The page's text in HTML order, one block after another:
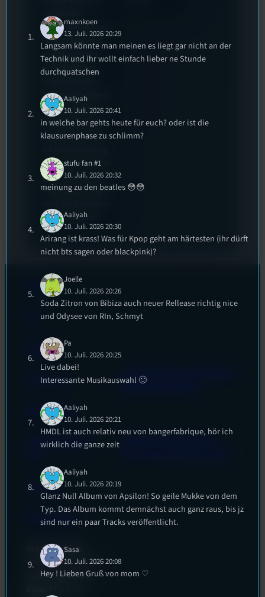
das älteste
Stummfilmfestivals
Deutschland und
wurde auch mit
dem deutschen
2022 gekürt. Diesen
Sommer geht das
Festival in die 44.
Runde und Nicole,
hat sich für uns Zeit
genommen um die
wichtigsten Fragen
zu beantworten.
Kontakt
Satzung
Impressum
Datenschutz
Cookie-Richtlinie
Empfang
EPK & Presse
Unterstützt vom Lehrstuhl für
Medienwissenschaft
Powered by Airtime.pro –
Studentenfunk
Universitätsstraße 31
93053 Regensburg
maxnkoen
13. Juli. 2026 20:29
Langsam könnte man meinen es liegt gar nicht an der
Technik und ihr wollt einfach lieber ne Stunde
durchquatschen
Aaliyah
10. Juli. 2026 20:41
in welche bar gehts heute für euch? oder ist die
klausurenphase zu schlimm?
stufu fan #1
10. Juli. 2026 20:32
meinung zu den beatles 😳😳
Aaliyah
10. Juli. 2026 20:30
Arirang ist krass! Was für Kpop geht am härtesten (ihr dürft
nicht bts sagen oder blackpink)?
Joelle
10. Juli. 2026 20:26
Soda Zitron von Bibiza auch neuer Rellease richtig nice
und Odysee von RIn, Schmyt
Pa
10. Juli. 2026 20:25
Live dabei!
Interessante Musikauswahl 🙂
Aaliyah
10. Juli. 2026 20:21
HMDL ist auch relativ neu von bangerfabrique, hör ich
wirklich die ganze zeit
Aaliyah
10. Juli. 2026 20:19
Glanz Null Album von Apsilon! So geile Mukke von dem
Typ. Das Album kommt demnächst auch ganz raus, bis jz
sind nur ein paar Tracks veröffentlicht.
Sasa
10. Juli. 2026 20:08
Hey ! Lieben Gruß von mom ♡